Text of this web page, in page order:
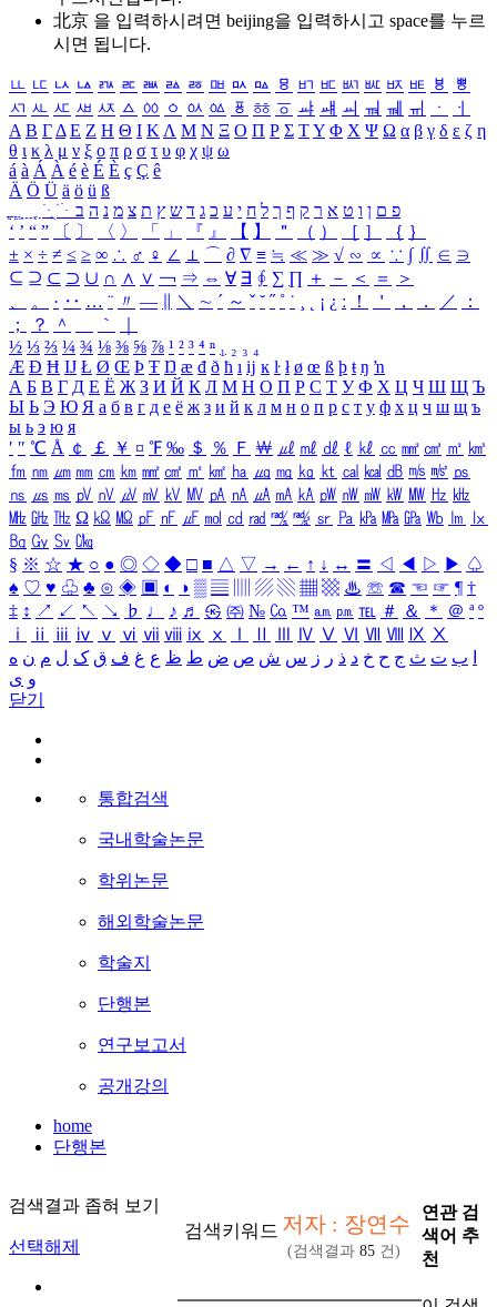
北京 을 입력하시려면 beijing을 입력하시고 space를 누르
시면 됩니다.
ㅥ ㅦ ㅧ ㅨ ㅩ ㅪ ㅫ ㅬ ㅭ ㅮ ㅯ ㅰ ㅱ ㅲ ㅳ ㅴ ㅵ ㅶ ㅷ ㅸ
ㅹ
ㅺ ㅻ ㅼ ㅽ ㅾ ㅿ ㆀ ㆁ ㆂ ㆃ ㆄ ㆅ ㆆ ㆇ ㆈ ㆉ ㆊ ㆋ ㆌ ㆍ
ㆎ
Α Β ΓΔ Ε Ζ Η Θ Ι ΚΛ Μ Ν Ξ Ο Π Ρ Σ ΤΥ Φ Χ Ψ Ω α β γ δ ε ζ η
θ ι κ λ μ ν ξ ο π ρ σ τ υ φ χ ψ ω
á à Á À é è É È ç Ç ê
Ä Ö Ü ä ö ü ß
ִֶֹ ֻּ ׁׂ פ ם ן ו ט א ר ק ף ך ל ח י ע כ ג ד ש ץ ת צ מ נ ה ב
‘ ’ “ ” 〔 〕 〈 〉 「 」 『 』 【 】 ＂ （ ） ［ ］ ｛ ｝
± × ÷ ≠ ≤ ≥ ∞ ∴ ♂ ♀ ∠ ⊥ ⌒ ∂ ∇ ≡ ≒ ≪ ≫ √ ∽ ∝ ∵ ∫ ∬ ∈ ∋
⊆ ⊇ ⊂ ⊃ ∪ ∩ ∧ ∨ ￢ ⇒ ⇔ ∀ ∃ ∮ ∑ ∏ ＋ － ＜ ＝
＞
、
。 · ‥ … ¨ 〃 ― ＼ ∼ ´ ～ ˇ ˘ ˝ ˚ ˙ ¸ ¡ ¿ ː ！ ＇ ， ． ／
：
；
？ ＾ ｀
½ ⅓ ⅔ ¼ ¾ ⅛ ⅜ ⅝ ⅞ ¹ ² ³ ⁴ ⁿ ₁ ₂ ₃ ₄
Æ Ð Ħ Ĳ Ł Ø Œ Þ Ŧ Ŋ æ đ ð ħ ı ĳ ĸ ŀ ł ø œ ß þ ŧ ŋ ŉ
А Б В Г Д Е Ё Ж З И Й К Л М Н О П Р С Т У Ф Х Ц Ч Ш Щ Ъ
Ы Ь Э Ю Я а б в г д е ё ж з и й к л м н о п р с т у ф х ц ч ш щ ъ
ы ь э ю я
′ ″ ℃ Å ￠ ￡ ￥ ¤ ℉ ‰ ＄ ％ Ｆ ￦ ㎕ ㎖ ㎗ ℓ ㎘ ㏄ ㎣ ㎤ ㎥ ㎦
㎙ ㎚ ㎛ ㎜ ㎝ ㎞ ㎟ ㎠ ㎡ ㎢ ㏊ ㎍ ㎎ ㎏ ㏏ ㎈ ㎉ ㏈ ㎧ ㎨ ㎰
㎱ ㎲ ㎳ ㎴ ㎵ ㎶ ㎷ ㎸ ㎹ ㎀ ㎁ ㎂ ㎃ ㎄ ㎺ ㎻ ㎽ ㎾ ㎿ ㎐ ㎑
㎒ ㎓ ㎔ Ω ㏀ ㏁ ㎊ ㎋ ㎌ ㏖ ㏅ ㎭ ㎮ ㎯ ㏛ ㎩ ㎪ ㎫ ㎬ ㏝ ㏐
㏓
㏃ ㏉ ㏜ ㏆
§ ※ ☆ ★ ○ ● ◎ ◇ ◆ □ ■ △ ▽ → ← ↑ ↓ ↔ 〓 ◁ ◀ ▷ ▶ ♤
♠ ♡ ♥ ♧ ♣ ⊙ ◈ ▣ ◐ ◑ ▒ ▤ ▨ ▧ ▦ ▩ ♨ ☏ ☎ ☜ ☞ ¶ †
‡ ↕ ↗ ↙ ↖ ↘ ♭ ♩ ♪ ♬ ㉿ ㈜ № ㏇ ™ ㏂ ㏘ ℡ ＃ ＆ ＊ ＠ ª º
ⅰ
ⅱ ⅲ ⅳ ⅴ ⅵ ⅶ ⅷ ⅸ ⅹ Ⅳ Ⅴ Ⅵ Ⅶ Ⅷ Ⅸ Ⅹ
ب ت ث ج ح خ د ذ ر ز س ش ص ض ط ظ ع غ ف ق ک ل م ن ه
و ی
닫기
통합검색
국내학술논문
학위논문
해외학술논문
학술지
단행본
연구보고서
공개강의
home
단행본
검색결과 좁혀 보기
선택해제
검색키워드 저자 : 장연수
(검색결과 85 건)
연관 검
색어 추
천